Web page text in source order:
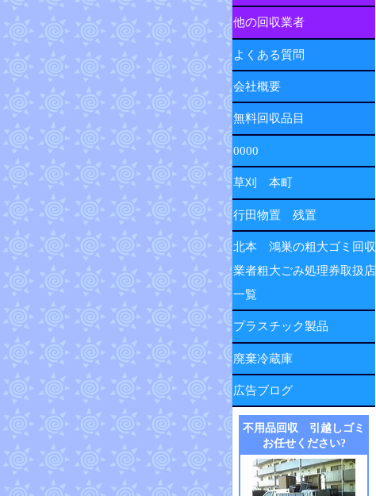
他の回収業者
よくある質問
会社概要
無料回収品目
0000
草刈 本町
行田物置 残置
北本 鴻巣の粗大ゴミ回収
業者粗大ごみ処理券取扱店
一覧
プラスチック製品
廃棄冷蔵庫
広告ブログ
不用品回収 引越しゴミ
お任せください?